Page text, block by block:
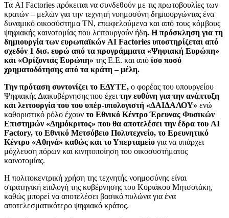
Τα AI Factories πρόκειται να συνδεθούν με τις πρωτοβουλίες των
κρατών – μελών για την τεχνητή νοημοσύνη δημιουργώντας ένα
δυναμικό οικοσύστημα ΤΝ, επωφελούμενα και από τους κόμβους
ψηφιακής καινοτομίας που λειτουργούν ήδη. Η πρόσκληση για τη
δημιουργία των ευρωπαϊκών AI Factories υποστηρίζεται από
σχεδόν 1 δισ. ευρώ από τα προγράμματα «Ψηφιακή Ευρώπη»
και «Ορίζοντας Ευρώπη» της Ε.Ε. και από ίσο ποσό
χρηματοδότησης από τα κράτη – μέλη.
Την πρόταση συντονίζει το ΕΔΥΤΕ, ο φορέας του υπουργείου
Ψηφιακής Διακυβέρνησης που έχει την ευθύνη για την ανάπτυξη
και λειτουργία του του υπέρ-υπολογιστή «ΔΑΙΔΑΛΟΥ» ενώ
καθοριστικό ρόλο έχουν το Εθνικό Κέντρο Έρευνας Φυσικών
Επιστημών «Δημόκριτος» που θα αποτελέσει την έδρα του AI
Factory, το Εθνικό Μετσόβειο Πολυτεχνείο, το Ερευνητικό
Κέντρο «Αθηνά» καθώς και το Υπερταμείο για να υπάρχει
μόχλευση πόρων και κινητοποίηση του οικοσυστήματος
καινοτομίας.
Η πολιτοκεντρική χρήση της τεχνητής νοημοσύνης είναι
στρατηγική επιλογή της κυβέρνησης του Κυριάκου Μητσοτάκη,
καθώς μπορεί να αποτελέσει βασικό πυλώνα για ένα
αποτελεσματικότερο ψηφιακό κράτος.